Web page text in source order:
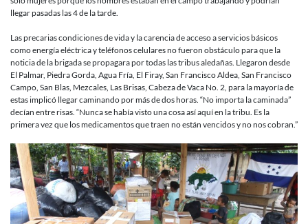
llegar pasadas las 4 de la tarde.
Las precarias condiciones de vida y la carencia de acceso a servicios básicos
como energía eléctrica y teléfonos celulares no fueron obstáculo para que la
noticia de la brigada se propagara por todas las tribus aledañas. Llegaron desde
El Palmar, Piedra Gorda, Agua Fría, El Firay, San Francisco Aldea, San Francisco
Campo, San Blas, Mezcales, Las Brisas, Cabeza de Vaca No. 2, para la mayoría de
estas implicó llegar caminando por más de dos horas. “No importa la caminada”
decían entre risas. “Nunca se había visto una cosa así aquí en la tribu. Es la
primera vez que los medicamentos que traen no están vencidos y no nos cobran.”